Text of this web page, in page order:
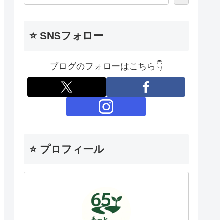
⭐ SNSフォロー
ブログのフォローはこちら👇
⭐️ プロフィール